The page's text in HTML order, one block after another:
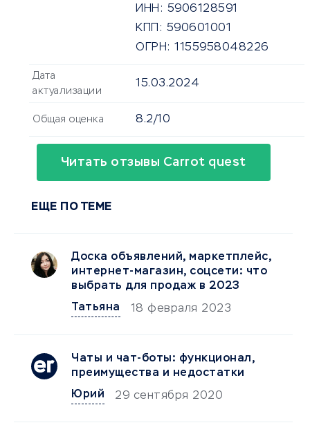
ИНН: 5906128591
КПП: 590601001
ОГРН: 1155958048226
Дата
актуализации
15.03.2024
Общая оценка 8.2/10
Читать отзывы Carrot quest
ЕЩЕ ПО ТЕМЕ
Доска объявлений, маркетплейс,
интернет-магазин, соцсети: что
выбрать для продаж в 2023
Татьяна
18 февраля 2023
Чаты и чат-боты: функционал,
преимущества и недостатки
Юрий
29 сентября 2020